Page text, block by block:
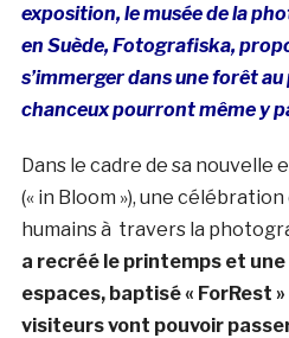
exposition, le musée de la
en Suède, Fotografiska,
s’immerger dans une forêt
chanceux pourront même y
Dans le cadre de sa nouvelle
(« in Bloom »), une
humains à travers la
a recréé le printemps et
espaces, baptisé « ForRest
visiteurs vont pouvoir